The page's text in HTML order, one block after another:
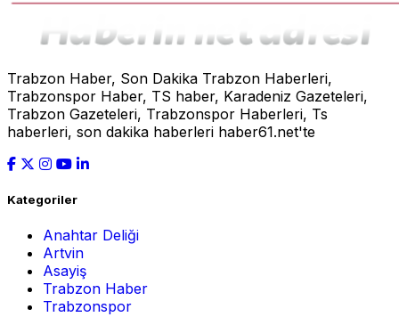
Trabzon Haber, Son Dakika Trabzon Haberleri,
Trabzonspor Haber, TS haber, Karadeniz Gazeteleri,
Trabzon Gazeteleri, Trabzonspor Haberleri, Ts
haberleri, son dakika haberleri haber61.net'te
Kategoriler
Anahtar Deliği
Artvin
Asayiş
Trabzon Haber
Trabzonspor